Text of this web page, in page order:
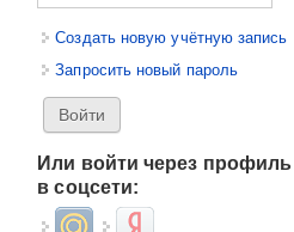
Создать новую учётную запись
Запросить новый пароль
Или войти через профиль
в соцсети:
Login with Mail.ruLogin with Яндекс